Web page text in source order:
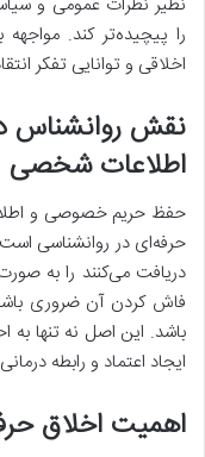
را پیچیده‌تر کند.
اخلاقی و توانایی تفکر
نقش
اطلاعات شخصی
حفظ حریم خصوصی و
حرفه‌ای در روانشناسی
دریافت می‌کنند را به
فاش کردن آن ضروری
باشد. این اصل نه تنها به
ایجاد اعتماد و رابطه
اهمیت اخلاق